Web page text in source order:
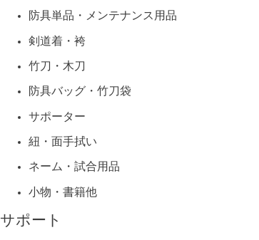
防具単品・メンテナンス用品
剣道着・袴
竹刀・木刀
防具バッグ・竹刀袋
サポーター
紐・面手拭い
ネーム・試合用品
小物・書籍他
サポート